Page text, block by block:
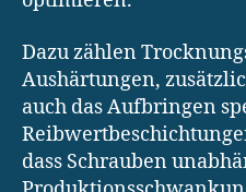
Dazu zählen
Aushärtungen,
auch das Aufbringen
dass Schrauben